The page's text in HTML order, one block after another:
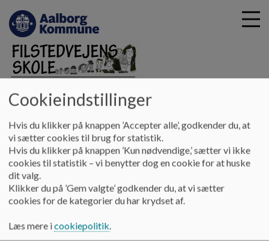
Filstedvejens Skole
Kontaktpersoner på skolen
Ungdommens Uddannelsesvejleder
UU-vejleder Ungdommens
Uddannelsesvejleder
UU-vejleder
Cookieindstillinger
Hvis du klikker på knappen ’Accepter alle’, godkender du, at
vi sætter cookies til brug for statistik.
Hvis du klikker på knappen ’Kun nødvendige,’ sætter vi ikke
cookies til statistik – vi benytter dog en cookie for at huske
dit valg.
Klikker du på ’Gem valgte’ godkender du, at vi sætter
cookies for de kategorier du har krydset af.
Læs mere icookiepolitik.